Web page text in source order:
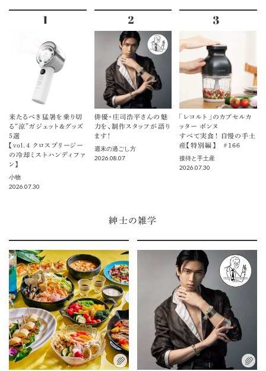
来たるべき猛暑を乗り切
る“涼”ガジェット＆グッズ
5選
【vol.４ クロスブリージー
の冷却ミストハンディファ
ン】
小物
2026.07.30
俳優・庄司浩平さんの魅
力を、制作スタッフが語り
ます！
週末の過ごし方
2026.08.07
「レコルト」のカプセルカ
ッター ボンヌ
すべて実食！ 自慢の手土
産【特別編】 ＃166
接待と手土産
2026.07.30
紳士の雑学